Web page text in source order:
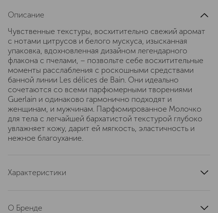
Описание
Чувственные текстуры, восхитительно свежий аромат
с нотами цитрусов и белого мускуса, изысканная
упаковка, вдохновленная дизайном легендарного
флакона с пчелами, – позвольте себе восхитительные
моменты расслабления с роскошными средствами
банной линии Les délices de Bain. Они идеально
сочетаются со всеми парфюмерными творениями
Guerlain и одинаково гармонично подходят и
женщинам, и мужчинам. Парфюмированное Молочко
для тела с легчайшей бархатистой текстурой глубоко
увлажняет кожу, дарит ей мягкость, эластичность и
нежное благоухание.
Характеристики
О Бренде